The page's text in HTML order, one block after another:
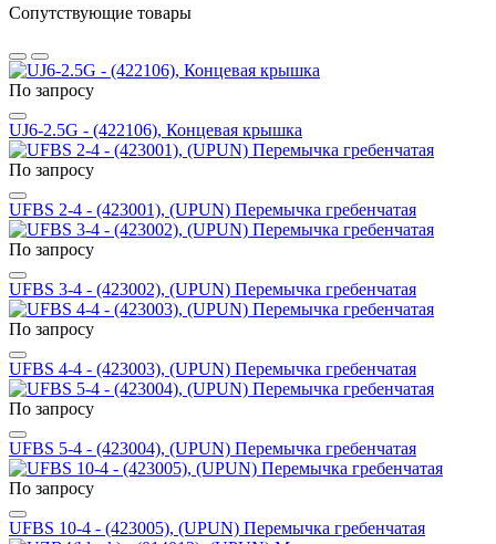
Сопутствующие товары
По запросу
UJ6-2.5G - (422106), Концевая крышка
По запросу
UFBS 2-4 - (423001), (UPUN) Перемычка гребенчатая
По запросу
UFBS 3-4 - (423002), (UPUN) Перемычка гребенчатая
По запросу
UFBS 4-4 - (423003), (UPUN) Перемычка гребенчатая
По запросу
UFBS 5-4 - (423004), (UPUN) Перемычка гребенчатая
По запросу
UFBS 10-4 - (423005), (UPUN) Перемычка гребенчатая